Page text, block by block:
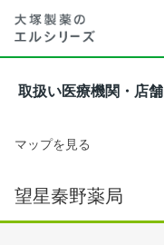
取扱い医療機関・店舗
マップを見る
望星秦野薬局